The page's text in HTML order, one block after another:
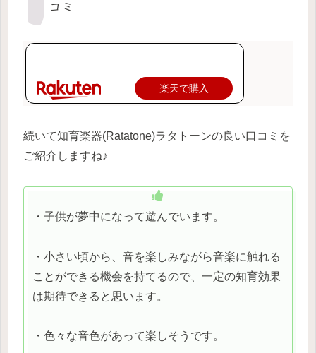
コミ
楽天で購入
続いて知育楽器(Ratatone)ラタトーンの良い口コミを
ご紹介しますね♪
・子供が夢中になって遊んでいます。
・小さい頃から、音を楽しみながら音楽に触れる
ことができる機会を持てるので、一定の知育効果
は期待できると思います。
・色々な音色があって楽しそうです。